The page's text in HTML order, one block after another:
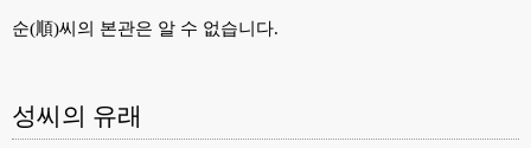
순(順)씨의 본관은 알 수 없습니다.
성씨의 유래